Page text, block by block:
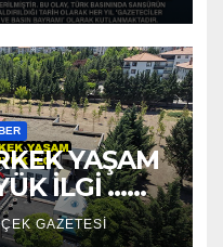
YAŞAM
İLGİ …
GAZETESİ